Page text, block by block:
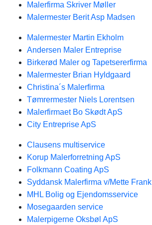
Malerfirma Skriver Møller
Malermester Berit Asp Madsen
Malermester Martin Ekholm
Andersen Maler Entreprise
Birkerød Maler og Tapetsererfirma
Malermester Brian Hyldgaard
Christina´s Malerfirma
Tømrermester Niels Lorentsen
Malerfirmaet Bo Skødt ApS
City Entreprise ApS
Clausens multiservice
Korup Malerforretning ApS
Folkmann Coating ApS
Syddansk Malerfirma v/Mette Frank
MHL Bolig og Ejendomsservice
Mosegaarden service
Malerpigerne Oksbøl ApS